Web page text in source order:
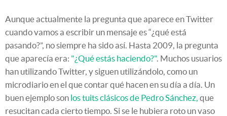
Aunque actualmente la pregunta que aparece en Twitter
cuando vamos a escribir un mensaje es “¿qué está
pasando?”, no siempre ha sido así. Hasta 2009, la pregunta
que aparecía era: "¿Qué estás haciendo?". Muchos usuarios
han utilizando Twitter, y siguen utilizándolo, como un
microdiario en el que contar qué hacen en su día a día. Un
buen ejemplo son los tuits clásicos de Pedro Sánchez, que
resucitan cada cierto tiempo. Si se le hubiera roto un vaso